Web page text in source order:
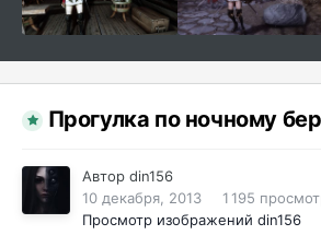
Прогулка по ночному
Автор din156
10 декабря, 2013
1 195
Просмотр изображений din156